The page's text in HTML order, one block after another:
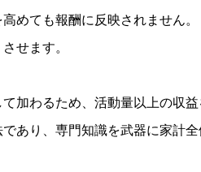
めても報酬に反映されません。
せます。
加わるため、活動量以上の収益
り、専門知識を武器に家計